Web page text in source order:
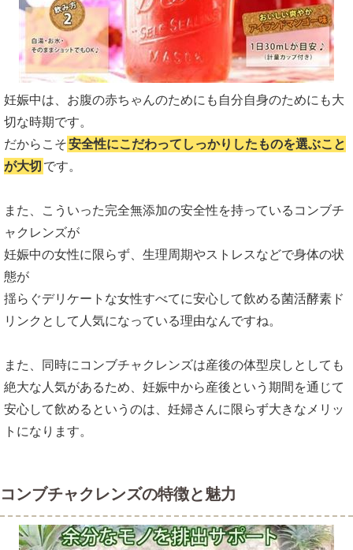
妊娠中は、お腹の赤ちゃんのためにも自分自身のためにも大
切な時期です。
だからこそ安全性にこだわってしっかりしたものを選ぶこと
が大切 です。
また、こういった完全無添加の安全性を持っているコンブチ
ャクレンズが
妊娠中の女性に限らず、生理周期やストレスなどで身体の状
態が
揺らぐデリケートな女性すべてに安心して飲める菌活酵素ド
リンクとして人気になっている理由なんですね。
また、同時にコンブチャクレンズは産後の体型戻しとしても
絶大な人気があるため、妊娠中から産後という期間を通じて
安心して飲めるというのは、妊婦さんに限らず大きなメリッ
トになります。
コンブチャクレンズの特徴と魅力